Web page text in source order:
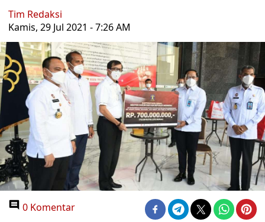
Tim Redaksi
Kamis, 29 Jul 2021 - 7:26 AM
0 Komentar